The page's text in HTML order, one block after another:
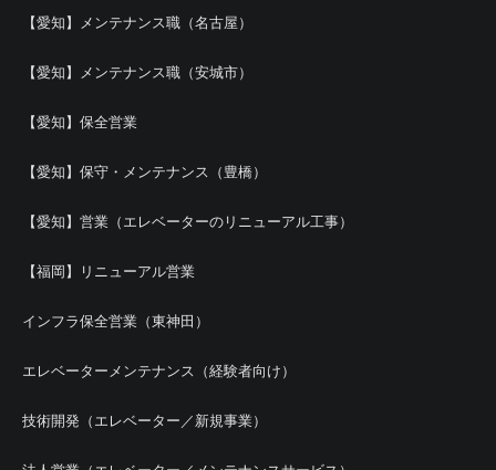
【愛知】メンテナンス職（名古屋）
【愛知】メンテナンス職（安城市）
【愛知】保全営業
【愛知】保守・メンテナンス（豊橋）
【愛知】営業（エレベーターのリニューアル工事）
【福岡】リニューアル営業
インフラ保全営業（東神田）
エレベーターメンテナンス（経験者向け）
技術開発（エレベーター／新規事業）